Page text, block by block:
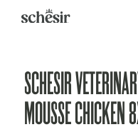
SCHESIR
MOUSSE CHICKEN